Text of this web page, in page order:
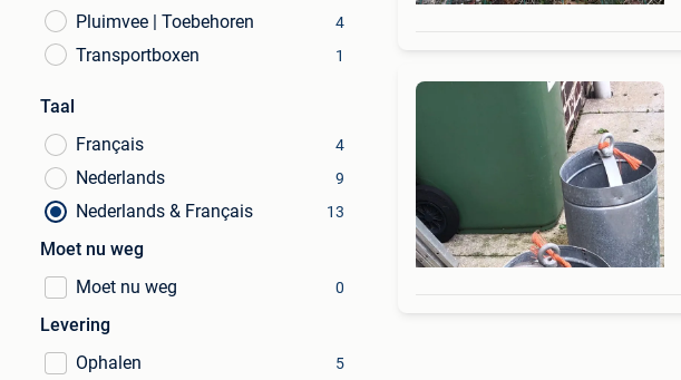
Pluimvee | Toebehoren 4
Transportboxen 1
Taal
Français
4
Nederlands 9
Nederlands & Français 13
Moet nu weg
Moet nu weg
0
Levering
Ophalen
5